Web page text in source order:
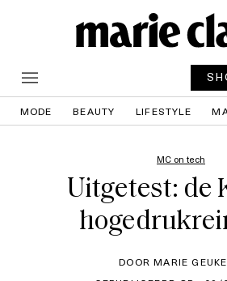
MODE BEAUTY LIFESTYLE
MC on tech
Uitgetest: de
DOOR MARIE